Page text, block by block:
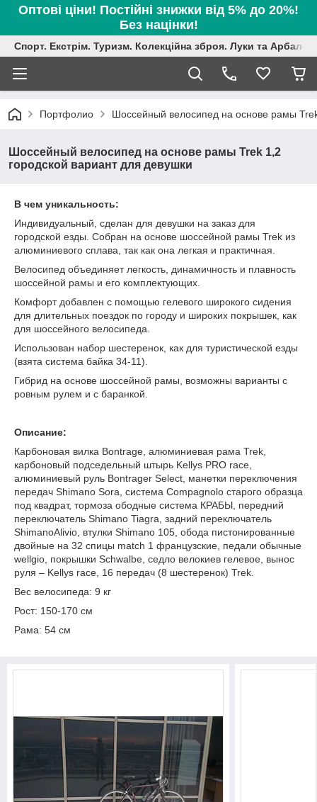
Оптові ціни! Постійні знижки від 5% до 20%!
Без націнки!
Спорт. Екстрім. Туризм. Колекційна зброя. Луки та
Портфолио Шоссейный велосипед на основе рамы
Шоссейный велосипед на основе рамы Trek 1,2
городской вариант для девушки
В чем уникальность:
Индивидуальный, сделан для девушки на заказ для
городской езды. Собран на основе шоссейной рамы Trek из
алюминиевого сплава, так как она легкая и практичная.
Велосипед объединяет легкость, динамичность и плавность
шоссейной рамы и его комплектующих.
Комфорт добавлен с помощью гелевого широкого сидения
для длительных поездок по городу и широких покрышек, как
для шоссейного велосипеда.
Использован набор шестеренок, как для туристической езды
(взята система байка 34-11).
Гибрид на основе шоссейной рамы, возможны варианты с
ровным рулем и с баранкой.
Описание:
Карбоновая вилка Bontrage, алюминиевая рама Trek,
карбоновый подседельный штырь Kellys PRO race,
алюминиевый руль Bontrager Select, манетки переключения
передач Shimano Sora, система Compagnolo старого образца
под квадрат, тормоза ободные система КРАБЫ, передний
переключатель Shimano Tiagra, задний переключатель
ShimanoAlivio, втулки Shimano 105, обода пистонированные
двойные на 32 спицы match 1 французские, педали обычные
wellgio, покрышки Schwalbe, седло велокиев гелевое, вынос
руля – Kellys race, 16 передач (8 шестеренок) Trek.
Вес велосипеда: 9 кг
Рост: 150-170 см
Рама: 54 см